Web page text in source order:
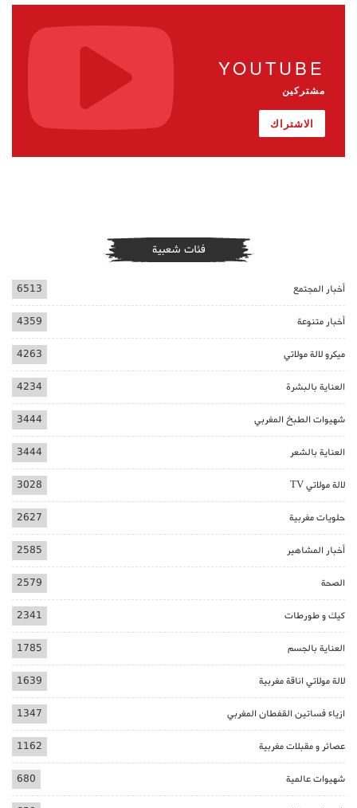
YOUTUBE
مشتركين
الاشتراك
فئات شعبية
أخبار المجتمع 6513
أخبار متنوعة 4359
ميكرو لالة مولاتي 4263
العناية بالبشرة 4234
شهيوات الطبخ المغربي 3444
العناية بالشعر 3444
لالة مولاتي TV 3028
حلويات مغربية 2627
أخبار المشاهير 2585
الصحة 2579
كيك و طورطات 2341
العناية بالجسم 1785
لالة مولاتي اناقة مغربية 1639
ازياء فساتين القفطان المغربي 1347
عصائر و مقبلات مغربية 1162
شهيوات عالمية 680